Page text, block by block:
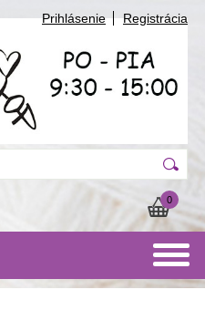
Prihlásenie Registrácia
0